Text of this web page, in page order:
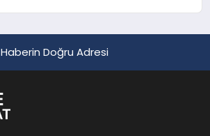
Haberin Doğru Adresi